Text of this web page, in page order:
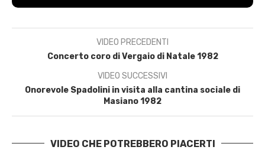
VIDEO PRECEDENTI
Concerto coro di Vergaio di Natale 1982
VIDEO SUCCESSIVI
Onorevole Spadolini in visita alla cantina sociale di
Masiano 1982
VIDEO CHE POTREBBERO PIACERTI